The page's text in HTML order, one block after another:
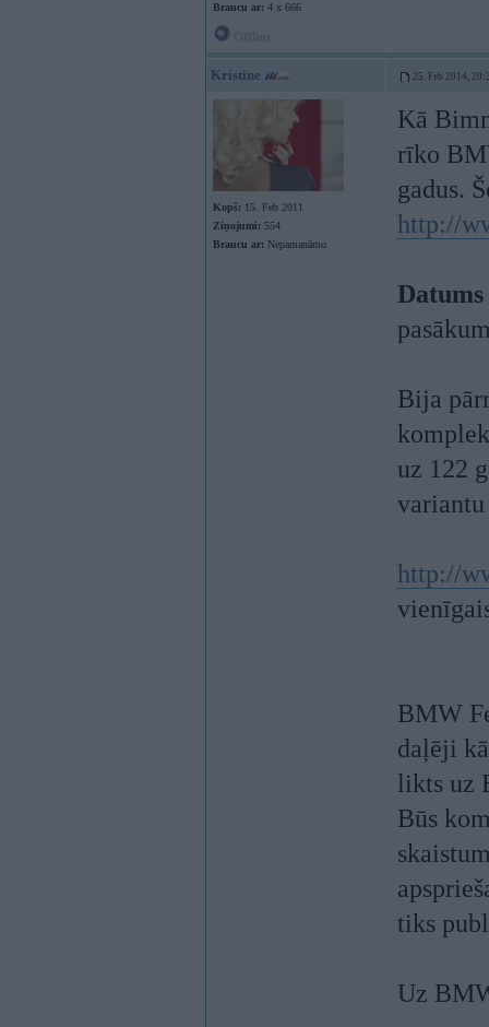
Braucu ar: 4 x 666
Kristine 25. Feb 2014,
Kopš: 15. Feb 2011
Ziņojumi: 554
Braucu ar: Nepamanāmo
Kā
rīko
gadus.
http://
Datums
Bija
uz 122
http://
BMW
daļēji
likts uz
Būs
tiks
Uz